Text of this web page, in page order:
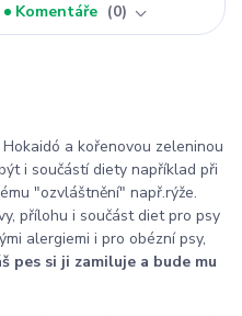
Komentáře 0
a kořenovou zeleninou
i součástí diety například při
"ozvláštnění" např.rýže.
přílohu i součást diet pro psy
alergiemi i pro obézní psy,
pes si ji zamiluje a bude mu